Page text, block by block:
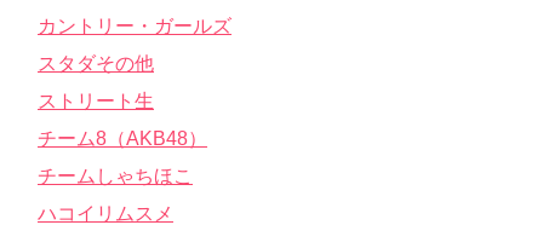
カントリー・ガールズ
スタダその他
ストリート生
チーム8（AKB48）
チームしゃちほこ
ハコイリムスメ